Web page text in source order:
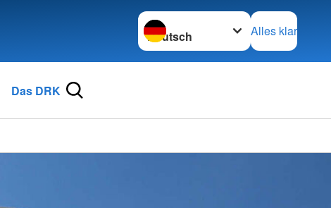
Sprache wechseln zu
Alles klar
Das DRK